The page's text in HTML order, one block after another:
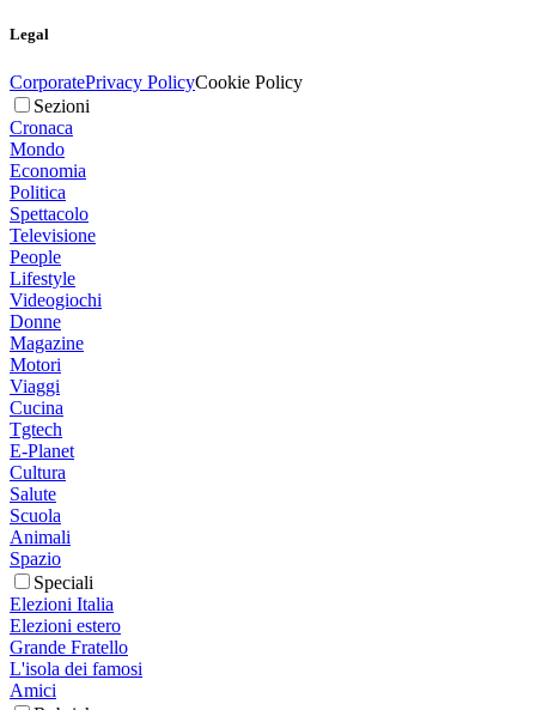
Legal
CorporatePrivacy PolicyCookie Policy
Sezioni
Cronaca
Mondo
Economia
Politica
Spettacolo
Televisione
People
Lifestyle
Videogiochi
Donne
Magazine
Motori
Viaggi
Cucina
Tgtech
E-Planet
Cultura
Salute
Scuola
Animali
Spazio
Speciali
Elezioni Italia
Elezioni estero
Grande Fratello
L'isola dei famosi
Amici